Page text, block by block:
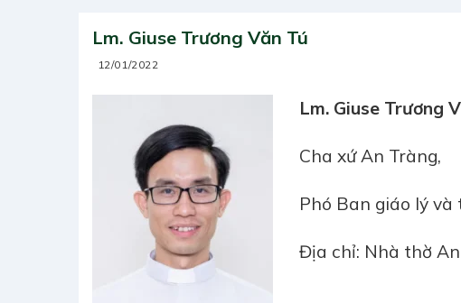
Lm. Giuse Trương Văn Tú
12/01/2022
Lm. Giuse Trương
Cha xứ An Tràng,
Phó Ban giáo lý và
Địa chỉ: Nhà thờ